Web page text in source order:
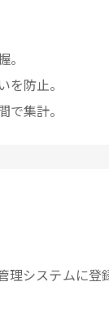
防止。
集計。
システムに登